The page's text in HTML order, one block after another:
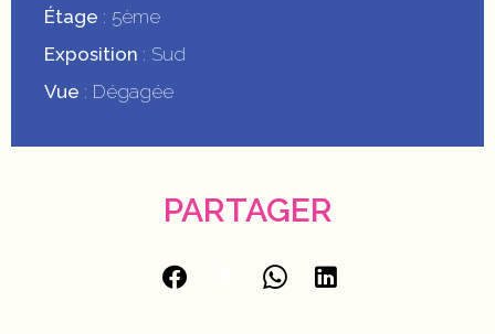
Étage
5ème
Exposition
Sud
Vue
Dégagée
PARTAGER